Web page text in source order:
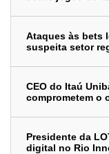
Ataques às bets
suspeita setor
CEO do Itaú
comprometem o
Presidente da
digital no Rio